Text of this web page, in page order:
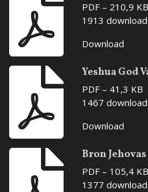
PDF – 210,9 KB
1913
Download
Yeshua God
PDF – 41,3 KB
1467
Download
Bron
PDF – 105,4 KB
1377